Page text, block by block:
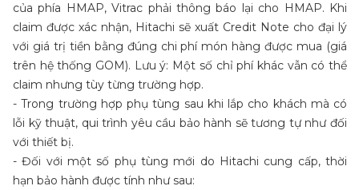
của phía HMAP, Vitrac phải thông báo lại cho HMAP. Khi
claim được xác nhận, Hitachi sẽ xuất Credit Note cho đại lý
với giá trị tiền bằng đúng chi phí món hàng được mua (giá
trên hệ thống GOM). Lưu ý: Một số chỉ phí khác vẫn có thể
claim nhưng tùy từng trường hợp.
- Trong trường hợp phụ tùng sau khi lắp cho khách mà có
lỗi kỹ thuật, qui trình yêu cầu bảo hành sẽ tương tự như đối
với thiết bị.
- Đối với một số phụ tùng mới do Hitachi cung cấp, thời
hạn bảo hành được tính như sau: